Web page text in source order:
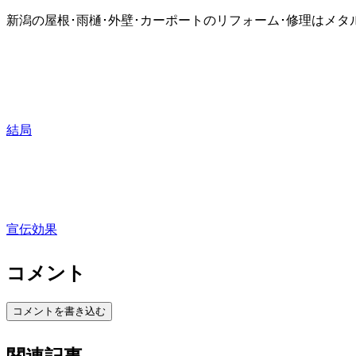
新潟の屋根･雨樋･外壁･カーポートのリフォーム･修理はメタ
結局
宣伝効果
コメント
コメントを書き込む